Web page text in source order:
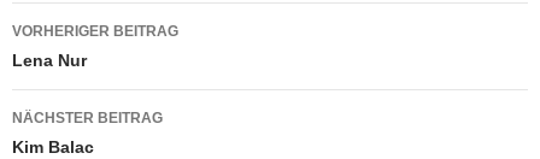
Beitragsnavigation
VORHERIGER BEITRAG
Lena Nur
NÄCHSTER BEITRAG
Kim Balac